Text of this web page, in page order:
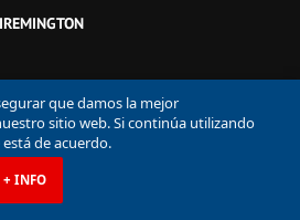
2026
que damos la mejor
sitio web. Si continúa utilizando
de acuerdo.
+ INFO